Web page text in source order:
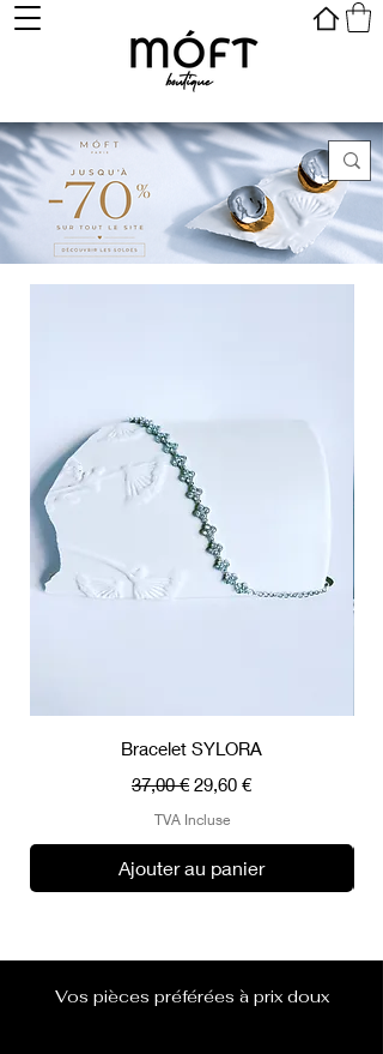
Se connecter
Bracelet SYLORA
Prix original
37,00 € Prix promotionnel
29,60 €
TVA Incluse
Ajouter au panier
Vos pièces préférées à prix doux